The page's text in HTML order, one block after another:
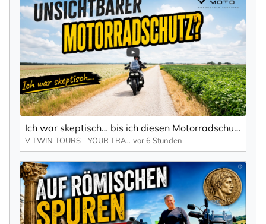
Ich war skeptisch… bis ich diesen Motorradschutz getestet habe | Pando Moto Base Layer im Praxistest
V-TWIN-TOURS – YOUR TRAVELMAKER vor 6 Stunden
Mit der Eintragung für den Newsletter bestätigen Sie die Verarbeitung
Ihrer Daten gemäß derDatenschutzerklärung durch KlickTipp.
Newsletter abonnieren